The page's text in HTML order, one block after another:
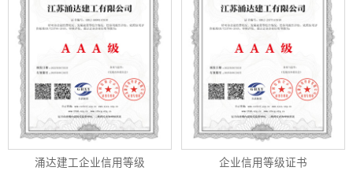
涌达建工企业信用等级 企业信用等级证书